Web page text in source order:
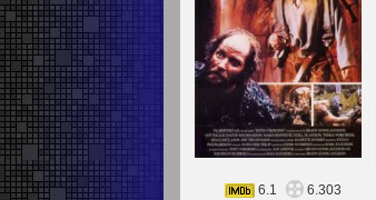
6.1
6.303